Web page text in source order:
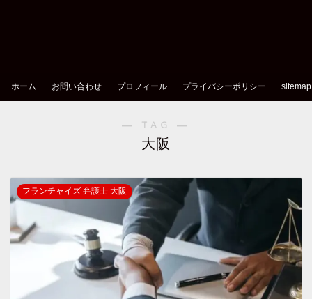
ホーム お問い合わせ プロフィール プライバシーポリシー sitemap
― TAG ―
大阪
フランチャイズ 弁護士 大阪